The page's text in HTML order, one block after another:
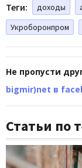
Теги: доходы
Укроборонпром
Не пропусти
bigmir)net в
Статьи по